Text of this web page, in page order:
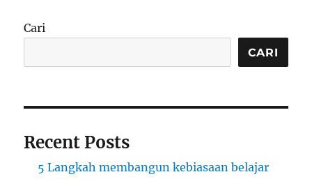
Cari
CARI
Recent Posts
5 Langkah membangun kebiasaan belajar